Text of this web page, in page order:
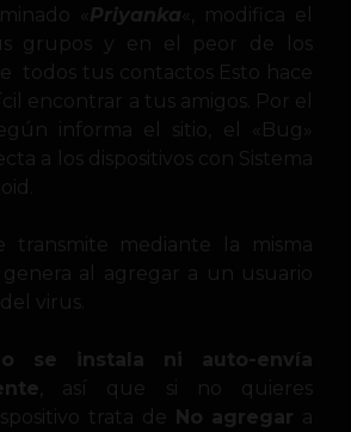
« Priyanka «, modifica el
grupos y en el peor de los
todos tus contactos Esto hace
encontrar a tus amigos. Por el
informa el sitio, el «Bug»
a los dispositivos con Sistema
transmite mediante la misma
al agregar a un usuario
virus.
se instala ni auto-envía
, así que si no quieres
trata de No agregar a